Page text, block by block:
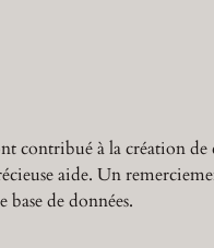
contribué à la création de
aide. Un
de données.